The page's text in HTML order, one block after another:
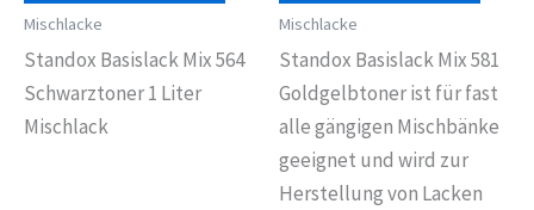
Mischlacke
Standox Basislack Mix 564
Schwarztoner 1 Liter
Mischlack
Mischlacke
Standox Basislack Mix 581
Goldgelbtoner ist für fast
alle gängigen Mischbänke
geeignet und wird zur
Herstellung von Lacken